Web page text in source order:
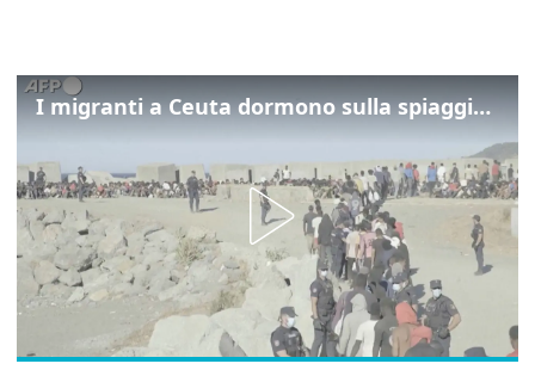
I migranti a Ceuta dormono sulla spiaggia: "Vogliamo entrare in Europa"